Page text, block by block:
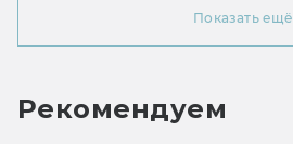
Показать ещё
Рекомендуем